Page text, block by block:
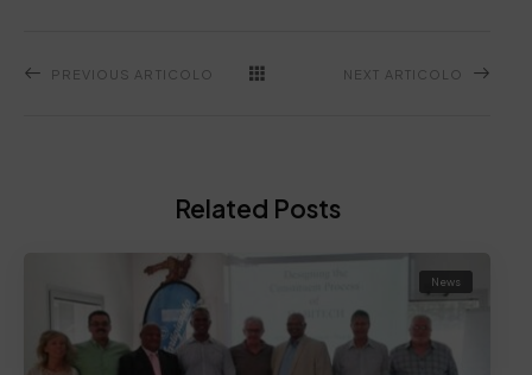
PREVIOUS ARTICOLO NEXT ARTICOLO
Related Posts
News